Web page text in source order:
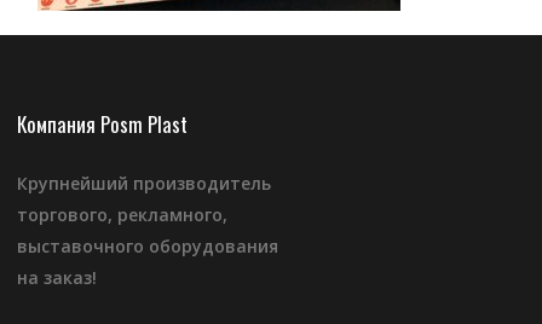
Компания Posm Plast
Крупнейший производитель
торгового, рекламного,
выставочного оборудования
на заказ!